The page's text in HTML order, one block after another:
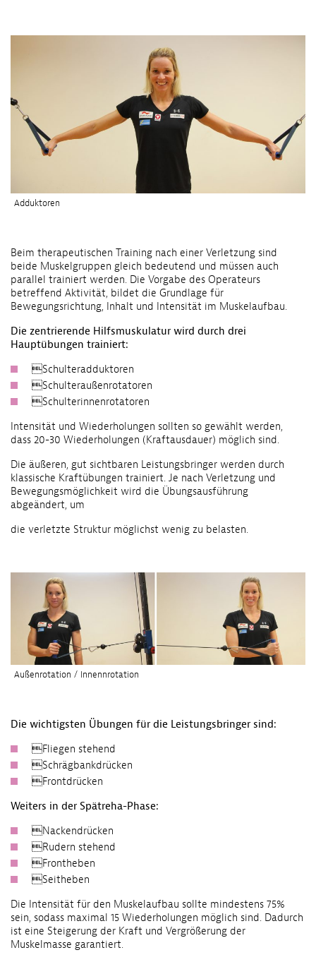
Adduktoren
Beim therapeutischen Training nach einer Verletzung sind
beide Muskelgruppen gleich bedeutend und müssen auch
parallel trainiert werden. Die Vorgabe des Operateurs
betreffend Aktivität, bildet die Grundlage für
Bewegungsrichtung, Inhalt und Intensität im Muskelaufbau.
Die zentrierende Hilfsmuskulatur wird durch drei
Hauptübungen trainiert:
Schulteradduktoren
Schulteraußenrotatoren
Schulterinnenrotatoren
Intensität und Wiederholungen sollten so gewählt werden,
dass 20-30 Wiederholungen (Kraftausdauer) möglich sind.
Die äußeren, gut sichtbaren Leistungsbringer werden durch
klassische Kraftübungen trainiert. Je nach Verletzung und
Bewegungsmöglichkeit wird die Übungsausführung
abgeändert, um
die verletzte Struktur möglichst wenig zu be­lasten.
Außenrotation / Innennrotation
Die wichtigsten Übungen für die Leistungsbringer sind:
Fliegen stehend
Schrägbankdrücken
Frontdrücken
Weiters in der Spät­reha-Phase:
Nackendrücken
Rudern stehend
Frontheben
Seitheben
Die Intensität für den Muskelaufbau sollte mindestens 75%
sein, sodass maximal 15 Wiederholungen möglich sind. Dadurch
ist eine Steigerung der Kraft und Vergrößerung der
Muskelmasse garantiert.